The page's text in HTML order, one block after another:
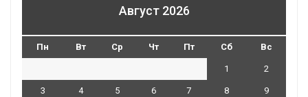
Август 2026
Пн Вт Ср Чт Пт Сб Вс
1 2
3 4 5 6 7 8 9